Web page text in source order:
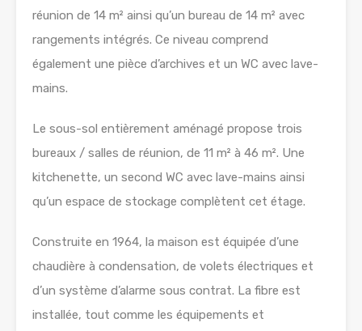
réunion de 14 m² ainsi qu’un bureau de 14 m² avec
rangements intégrés. Ce niveau comprend
également une pièce d’archives et un WC avec lave-
mains.
Le sous-sol entièrement aménagé propose trois
bureaux / salles de réunion, de 11 m² à 46 m². Une
kitchenette, un second WC avec lave-mains ainsi
qu’un espace de stockage complètent cet étage.
Construite en 1964, la maison est équipée d’une
chaudière à condensation, de volets électriques et
d’un système d’alarme sous contrat. La fibre est
installée, tout comme les équipements et